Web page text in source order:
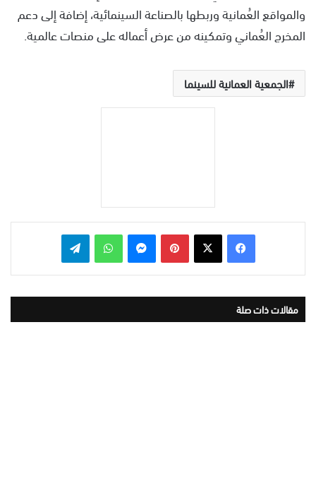
والمواقع العُمانية وربطها بالصناعة السينمائية، إضافة إلى دعم
المخرج العُماني وتمكينه من عرض أعماله على منصات عالمية.
الجمعية العمانية للسينما
بينتيريست واتساب
مقالات ذات صلة